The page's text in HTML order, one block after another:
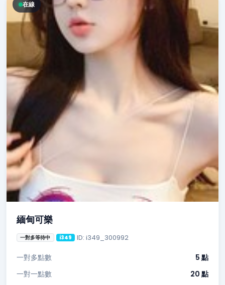
在線
緬甸可樂
一對多等待中 i349 ID: i349_300992
一對多點數
5 點
一對一點數
20 點